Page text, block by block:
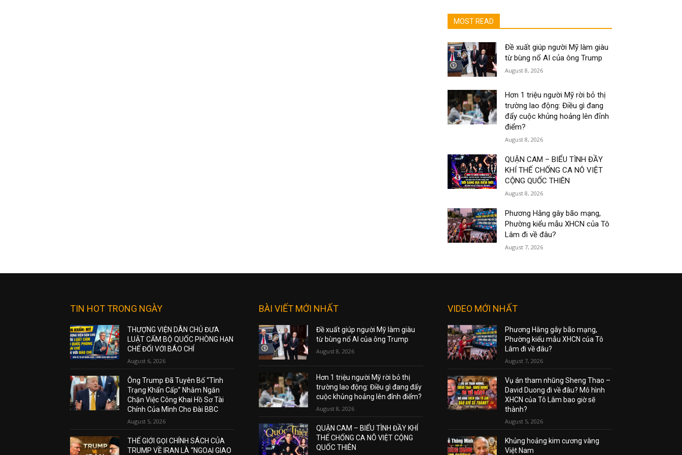
MOST READ
Đề xuất giúp người Mỹ làm giàu
từ bùng nổ AI của ông Trump
August 8, 2026
Hơn 1 triệu người Mỹ rời bỏ thị
trường lao động: Điều gì đang
đẩy cuộc khủng hoảng lên đỉnh
điểm?
August 8, 2026
QUẬN CAM – BIỂU TÌNH ĐẦY
KHÍ THẾ CHỐNG CA NÔ VIỆT
CỘNG QUỐC THIÊN
August 8, 2026
Phương Hằng gây bão mạng,
Phường kiểu mẫu XHCN của Tô
Lâm đi về đâu?
August 7, 2026
TIN HOT TRONG NGÀY
THƯỢNG VIỆN DÂN CHỦ ĐƯA
LUẬT CẤM BỘ QUỐC PHÒNG HẠN
CHẾ ĐỐI VỚI BÁO CHÍ
August 6, 2026
Ông Trump Đã Tuyên Bố “Tình
Trạng Khẩn Cấp” Nhằm Ngăn
Chặn Việc Công Khai Hồ Sơ Tài
Chính Của Mình Cho Đài BBC
August 5, 2026
THẾ GIỚI GỌI CHÍNH SÁCH CỦA
TRUMP VỀ IRAN LÀ “NGOẠI GIAO
BÀI VIẾT MỚI NHẤT
Đề xuất giúp người Mỹ làm giàu
từ bùng nổ AI của ông Trump
August 8, 2026
Hơn 1 triệu người Mỹ rời bỏ thị
trường lao động: Điều gì đang đẩy
cuộc khủng hoảng lên đỉnh điểm?
August 8, 2026
QUẬN CAM – BIỂU TÌNH ĐẦY KHÍ
THẾ CHỐNG CA NÔ VIỆT CỘNG
QUỐC THIÊN
VIDEO MỚI NHẤT
Phương Hằng gây bão mạng,
Phường kiểu mẫu XHCN của Tô
Lâm đi về đâu?
August 7, 2026
Vụ án tham nhũng Sheng Thao –
David Duong đi về đâu? Mô hình
XHCN của Tô Lâm bao giờ sẽ
thành?
August 5, 2026
Khủng hoảng kim cương vàng
Việt Nam